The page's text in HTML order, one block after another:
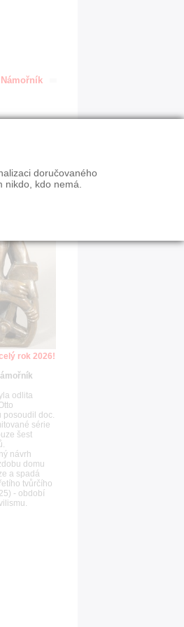
rok 2026!
odlita
posoudil doc.
série
šest
návrh
domu
a spadá
tvůrčího
- období
doručovaného
kdo nemá.